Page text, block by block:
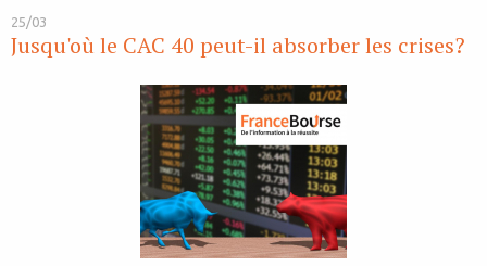
25/03
Jusqu'où le CAC 40 peut-il absorber les crises?